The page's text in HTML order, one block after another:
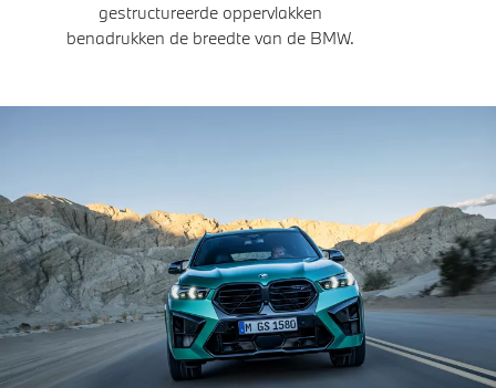
gestructureerde oppervlakken
benadrukken de breedte van de BMW.